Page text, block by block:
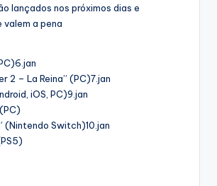
lançados nos próximos dias e
valem a pena
2 – La Reina” (PC)7.jan
iOS, PC)9.jan
(Nintendo Switch)10.jan